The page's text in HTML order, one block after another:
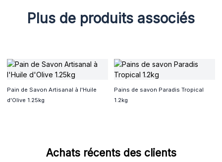
Plus de produits associés
Pain de Savon Artisanal à l'Huile
d'Olive 1.25kg
Pains de savon Paradis Tropical
1.2kg
Achats récents des clients